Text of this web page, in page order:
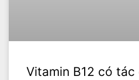
Vitamin B12 có tác